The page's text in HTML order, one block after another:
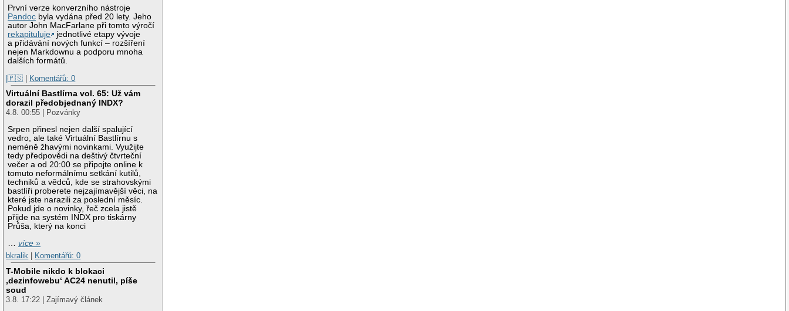
První verze konverzního nástroje
Pandoc byla vydána před 20 lety. Jeho
autor John MacFarlane při tomto výročí
rekapituluje
jednotlivé etapy vývoje
a přidávání nových funkcí – rozšíření
nejen Markdownu a podporu mnoha
dalších formátů.
|🇵🇸 | Komentářů: 0
Virtuální Bastlírna vol. 65: Už vám
dorazil předobjednaný INDX?
4.8. 00:55 | Pozvánky
Srpen přinesl nejen další spalující
vedro, ale také Virtuální Bastlírnu s
neméně žhavými novinkami. Využijte
tedy předpovědi na deštivý čtvrteční
večer a od 20:00 se připojte online k
tomuto neformálnímu setkání kutilů,
techniků a vědců, kde se strahovskými
bastlíři proberete nejzajímavější věci, na
které jste narazili za poslední měsíc.
Pokud jde o novinky, řeč zcela jistě
přijde na systém INDX pro tiskárny
Průša, který na konci
…více »
bkralik
Komentářů: 0
T-Mobile nikdo k blokaci
‚dezinfowebu‘ AC24 nenutil, píše
soud
3.8. 17:22 | Zajímavý článek